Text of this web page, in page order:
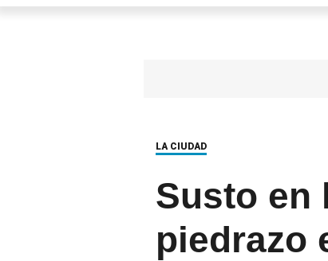
LA CIUDAD
Susto en
piedrazo